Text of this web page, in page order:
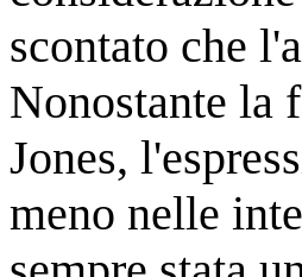
scontato che
Nonostante la
Jones,
meno nelle